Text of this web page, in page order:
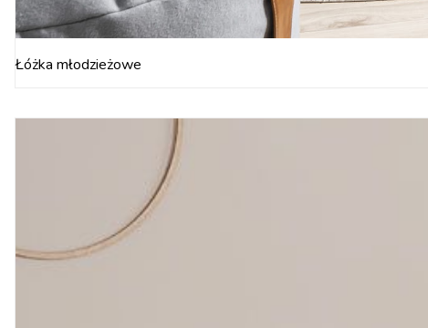
Łóżka młodzieżowe